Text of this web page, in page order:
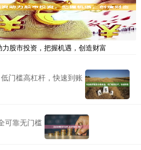
股市投资，把握机遇，创造财富
门槛高杠杆，快速到账
可靠无门槛